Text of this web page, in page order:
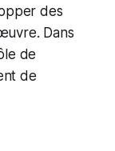
des
Dans
de
de